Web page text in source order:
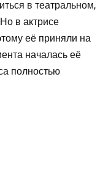
в театральном,
в актрисе
её приняли на
началась её
полностью